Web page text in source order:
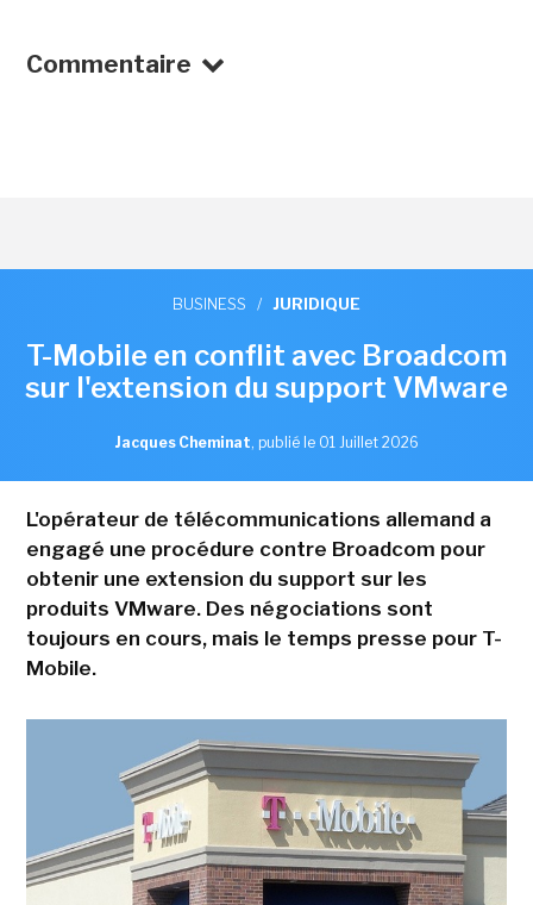
Commentaire
BUSINESS / JURIDIQUE
T-Mobile en conflit avec Broadcom
sur l'extension du support VMware
Jacques Cheminat, publié le 01 Juillet 2026
L'opérateur de télécommunications allemand a
engagé une procédure contre Broadcom pour
obtenir une extension du support sur les
produits VMware. Des négociations sont
toujours en cours, mais le temps presse pour T-
Mobile.